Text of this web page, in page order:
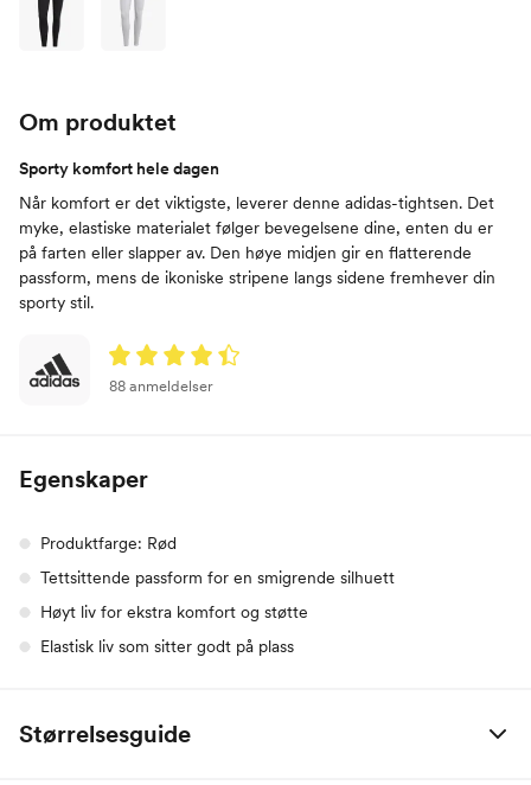
Om produktet
Sporty komfort hele dagen
Når komfort er det viktigste, leverer denne adidas-tightsen. Det
myke, elastiske materialet følger bevegelsene dine, enten du er
på farten eller slapper av. Den høye midjen gir en flatterende
passform, mens de ikoniske stripene langs sidene fremhever din
sporty stil.
88 anmeldelser
Egenskaper
Produktfarge: Rød
Tettsittende passform for en smigrende silhuett
Høyt liv for ekstra komfort og støtte
Elastisk liv som sitter godt på plass
Størrelsesguide